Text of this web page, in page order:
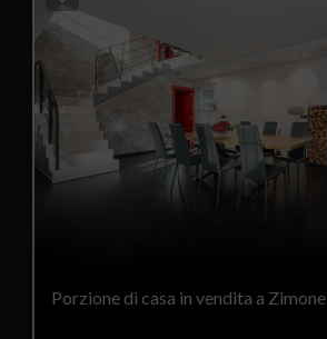
Porzione di casa in vendita a Zimone